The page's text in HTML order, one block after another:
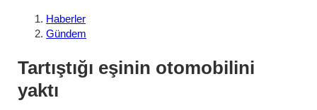
Haberler
Gündem
Tartıştığı eşinin otomobilini
yaktı